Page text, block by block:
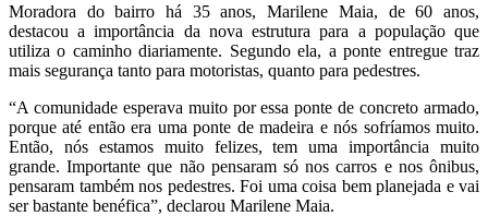
Moradora do bairro há 35 anos, Marilene Maia, de 60 anos,
destacou a importância da nova estrutura para a população que
utiliza o caminho diariamente. Segundo ela, a ponte entregue traz
mais segurança tanto para motoristas, quanto para pedestres.
“A comunidade esperava muito por essa ponte de concreto armado,
porque até então era uma ponte de madeira e nós sofríamos muito.
Então, nós estamos muito felizes, tem uma importância muito
grande. Importante que não pensaram só nos carros e nos ônibus,
pensaram também nos pedestres. Foi uma coisa bem planejada e vai
ser bastante benéfica”, declarou Marilene Maia.